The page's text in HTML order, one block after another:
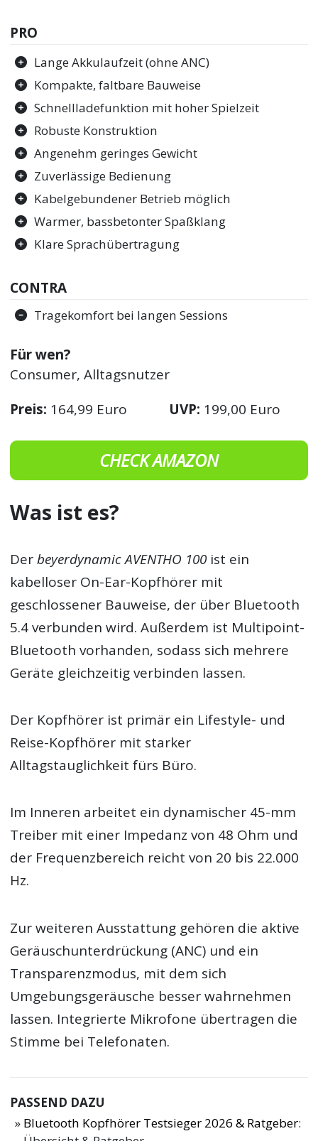
PRO
Lange Akkulaufzeit (ohne ANC)
Kompakte, faltbare Bauweise
Schnellladefunktion mit hoher Spielzeit
Robuste Konstruktion
Angenehm geringes Gewicht
Zuverlässige Bedienung
Kabelgebundener Betrieb möglich
Warmer, bassbetonter Spaßklang
Klare Sprachübertragung
CONTRA
Tragekomfort bei langen Sessions
Für wen?
Consumer, Alltagsnutzer
Preis: 164,99 Euro UVP: 199,00 Euro
CHECK AMAZON
Was ist es?
Derbeyerdynamic AVENTHO 100ist ein
kabelloser On-Ear-Kopfhörer mit
geschlossener Bauweise, der über Bluetooth
5.4 verbunden wird. Außerdem ist Multipoint-
Bluetooth vorhanden, sodass sich mehrere
Geräte gleichzeitig verbinden lassen.
Der Kopfhörer ist primär ein Lifestyle- und
Reise-Kopfhörer mit starker
Alltagstauglichkeit fürs Büro.
Im Inneren arbeitet ein dynamischer 45-mm
Treiber mit einer Impedanz von 48 Ohm und
der Frequenzbereich reicht von 20 bis 22.000
Hz.
Zur weiteren Ausstattung gehören die aktive
Geräuschunterdrückung (ANC) und ein
Transparenzmodus, mit dem sich
Umgebungsgeräusche besser wahrnehmen
lassen. Integrierte Mikrofone übertragen die
Stimme bei Telefonaten.
PASSEND DAZU
Bluetooth Kopfhörer Testsieger 2026 & Ratgeber: